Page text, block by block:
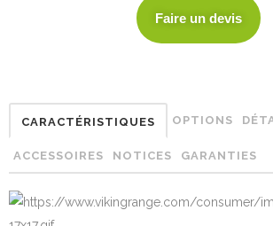
Faire un devis
CARACTÉRISTIQUES OPTIONS
ACCESSOIRES NOTICES GARANTIES